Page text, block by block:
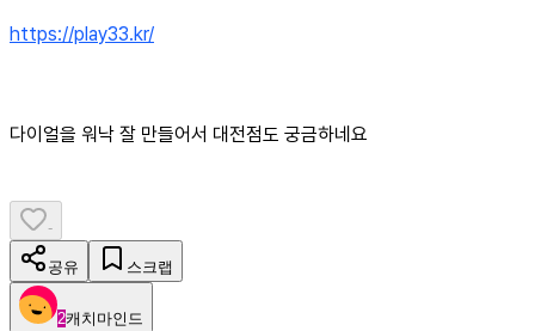
https://play33.kr/
다이얼을 워낙 잘 만들어서 대전점도 궁금하네요
-
공유 스크랩
2캐치마인드